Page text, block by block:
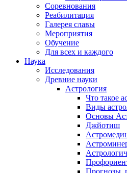
Соревнования
Реабилитация
Галерея славы
Мероприятия
Обучение
Для всех и каждого
Наука
Исследования
Древние науки
Астрология
Что такое
Виды
Основы
Джйотиш
Прогнозы,